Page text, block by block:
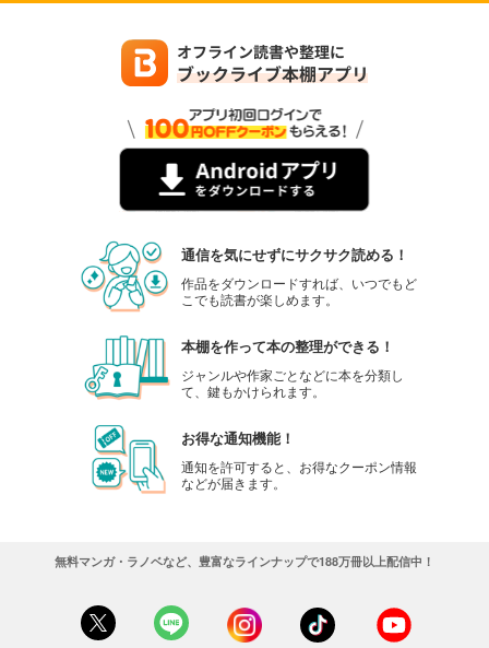
通信を気にせずにサクサク読める！
作品をダウンロードすれば、いつでもど
こでも読書が楽しめます。
本棚を作って本の整理ができる！
ジャンルや作家ごとなどに本を分類し
て、鍵もかけられます。
お得な通知機能！
通知を許可すると、お得なクーポン情報
などが届きます。
無料マンガ・ラノベなど、豊富なラインナップで188万冊以上配信中！